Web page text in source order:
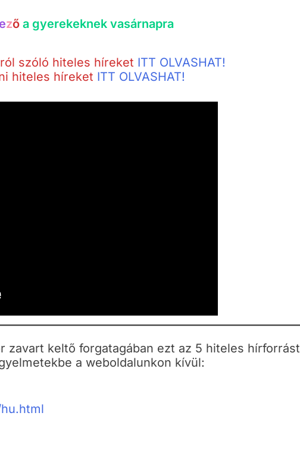
ező a gyerekeknek vasárnapra
szóló hiteles híreket ITT OLVASHAT!
hiteles híreket ITT OLVASHAT!
zavart keltő forgatagában ezt az 5 hiteles hírforrást
a weboldalunkon kívül: